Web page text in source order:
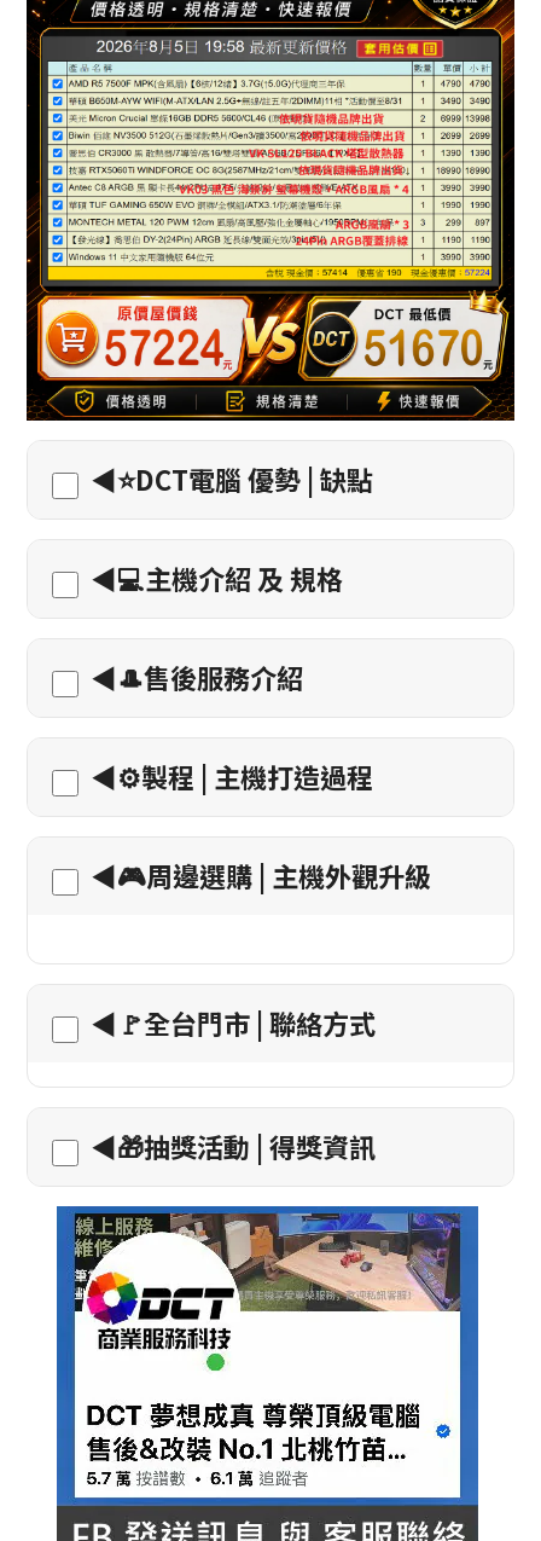
◀️⭐DCT電腦 優勢 | 缺點
◀️💻主機介紹 及 規格
◀️🎩售後服務介紹
◀️⚙️製程 | 主機打造過程
◀️🎮周邊選購 | 主機外觀升級
◀️🚩全台門市 | 聯絡方式
◀️🎁抽獎活動 | 得獎資訊